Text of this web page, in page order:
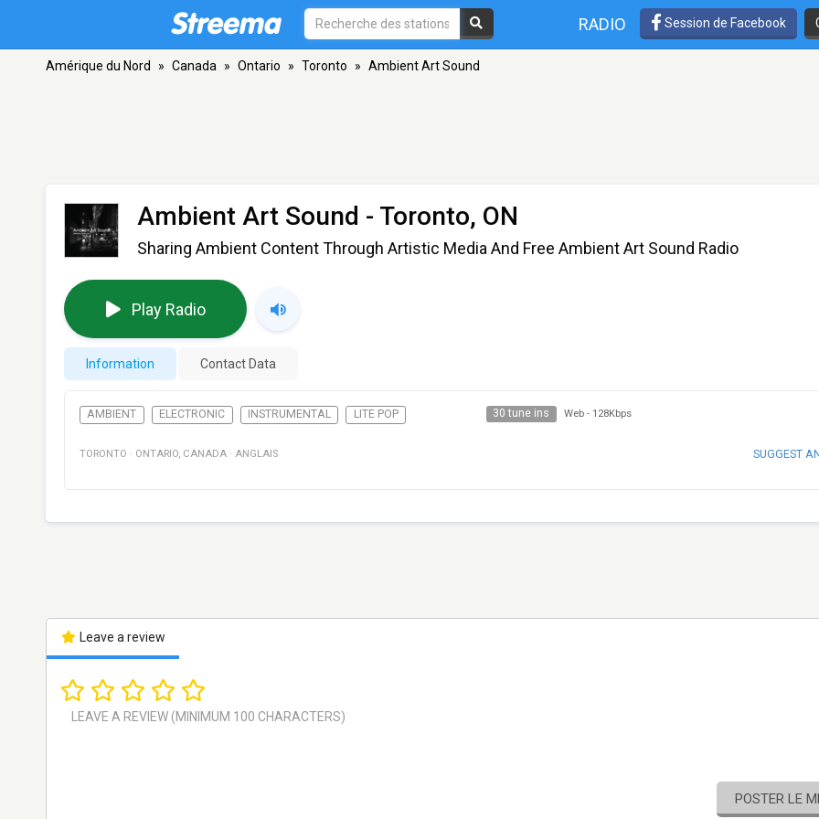
RADIO Session de Facebook
Amérique du Nord » Canada » Ontario » Toronto » Ambient Art Sound
Ambient Art Sound - Toronto, ON
Sharing Ambient Content Through Artistic Media And Free Ambient Art Sound Radio
Play Radio
Information Contact Data
AMBIENT ELECTRONIC INSTRUMENTAL LITE POP 30 tune ins Web - 128Kbps
TORONTO · ONTARIO, CANADA · ANGLAIS SUGGEST
Leave a review
POSTER LE